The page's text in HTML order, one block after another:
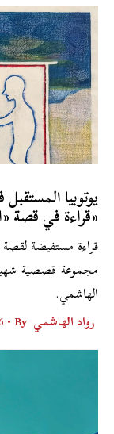
يوتوبيا
قراءة في قصة «الوطن الرقمي»
قراءة مستفيضة
مجموعة قصصية
الهاشمي.
رواد الهاشمي